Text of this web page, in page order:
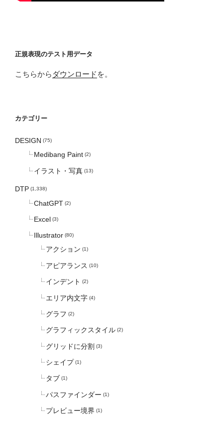
正規表現のテスト用データ
こちらから ダウンロード を。
カテゴリー
DESIGN (75)
Medibang Paint (2)
イラスト・写真 (13)
DTP (1,338)
ChatGPT (2)
Excel (3)
Illustrator (80)
アクション (1)
アピアランス (10)
インデント (2)
エリア内文字 (4)
グラフ (2)
グラフィックスタイル (2)
グリッドに分割 (3)
シェイプ (1)
タブ (1)
パスファインダー (1)
プレビュー境界 (1)